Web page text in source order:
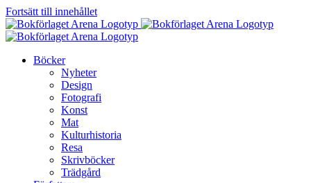
Fortsätt till innehållet
Böcker
Nyheter
Design
Fotografi
Konst
Mat
Kulturhistoria
Resa
Skrivböcker
Trädgård